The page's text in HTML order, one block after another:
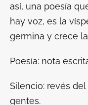
así, una poesía
hay voz, es la
germina y crece
Poesía: nota
Silencio: revés
gentes.